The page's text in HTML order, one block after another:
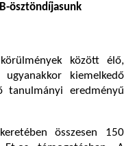
ösztöndíjasunk
között élő,
kiemelkedő
tanulmányi eredményű
összesen 150